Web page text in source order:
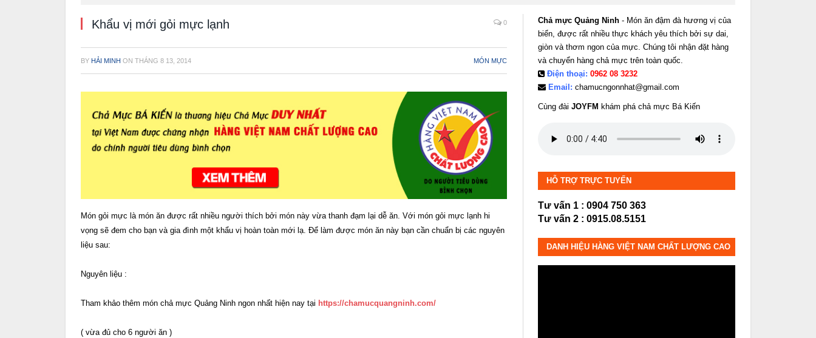
Khẩu vị mới gỏi mực lạnh 0
BY HẢI MINH ON THÁNG 8 13, 2014 MÓN MỰC
Món gỏi mực là món ăn được rất nhiều người thích bởi món này vừa thanh đạm lại dễ ăn. Với món gỏi mực lạnh hi
vọng sẽ đem cho bạn và gia đình một khẩu vị hoàn toàn mới lạ. Để làm được món ăn này bạn cần chuẩn bị các nguyên
liệu sau:
Nguyên liệu :
Tham khảo thêm món chả mực Quảng Ninh ngon nhất hiện nay tại https://chamucquangninh.com/
( vừa đủ cho 6 người ăn )
Chả mực Quảng Ninh - Món ăn đậm đà hương vị của
biển, được rất nhiều thực khách yêu thích bởi sự dai,
giòn và thơm ngon của mực. Chúng tôi nhận đặt hàng
và chuyển hàng chả mực trên toàn quốc.
Điện thoại: 0962 08 3232
Email: chamucngonnhat@gmail.com
Cùng đài JOYFM khám phá chả mực Bá Kiến
HỖ TRỢ TRỰC TUYẾN
Tư vấn 1 : 0904 750 363
Tư vấn 2 : 0915.08.5151
DANH HIỆU HÀNG VIỆT NAM CHẤT LƯỢNG CAO